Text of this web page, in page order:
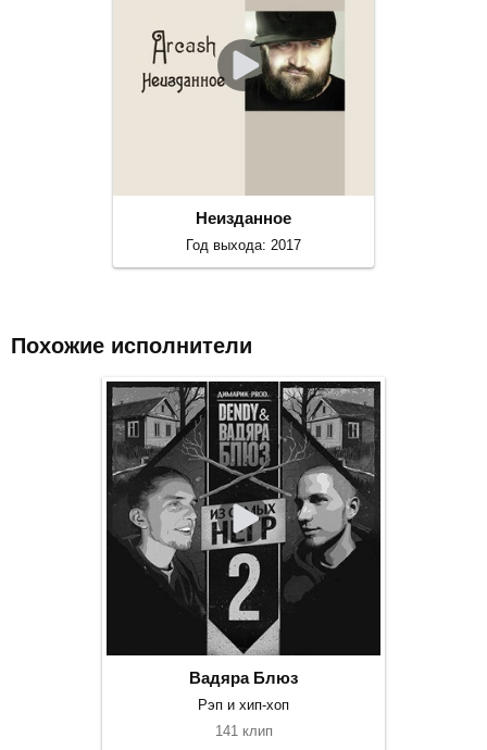
Неизданное
Год выхода: 2017
Похожие исполнители
Вадяра Блюз
Рэп и хип-хоп
141 клип